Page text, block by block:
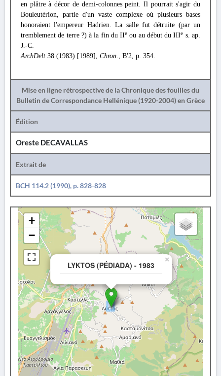
en plâtre à décor de demi-colonnes peint. Il pourrait s'agir du
Bouleutérion, partie d'un vaste complexe où plusieurs bases
honoraient l'empereur Hadrien. La salle fut détruite (par un
tremblement de terre ?) à la fin du IIe ou au début du IIIe s. ap.
J.-C.
ArchDelt 38 (1983) [1989], Chron., B'2, p. 354.
Mise en ligne rétrospective de la Chronique des fouilles du
Bulletin de Correspondance Hellénique (1920-2004) en Grèce
Édition
Oreste DECAVALLAS
Extrait de
BCH 114.2 (1990), p. 828-828
LYKTOS (PÉDIADA) - 1983
×
+
−